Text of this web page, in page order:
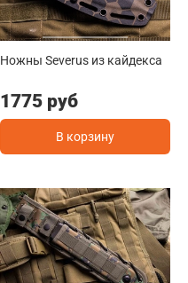
Ножны Severus из кайдекса
1775 руб
В корзину